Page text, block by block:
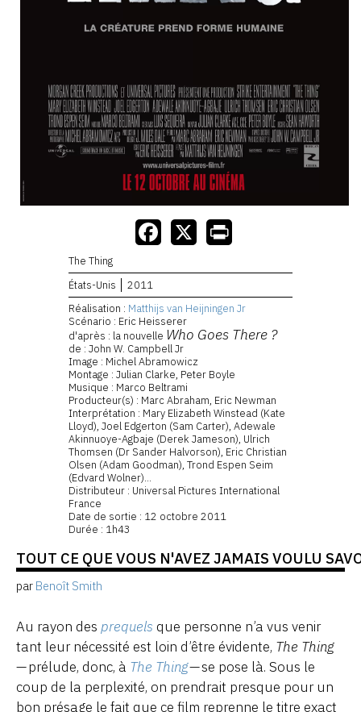
The Thing
États-Unis
2011
Réalisation : Matthijs van Heijningen Jr
Scénario : Eric Heisserer
d'après : la nouvelle Who Goes There ?
de : John W. Campbell Jr
Image : Michel Abramowicz
Montage : Julian Clarke, Peter Boyle
Musique : Marco Beltrami
Producteur(s) : Marc Abraham, Eric Newman
Interprétation : Mary Elizabeth Winstead (Kate
Lloyd), Joel Edgerton (Sam Carter), Adewale
Akinnuoye-Agbaje (Derek Jameson), Ulrich
Thomsen (Dr Sander Halvorson), Eric Christian
Olsen (Adam Goodman), Trond Espen Seim
(Edvard Wolner)...
Distributeur : Universal Pictures International
France
Date de sortie : 12 octobre 2011
Durée : 1h43
TOUT CE QUE VOUS N'AVEZ JAMAIS VOULU
par Benoît Smith
Au rayon des prequels que personne n’a vus venir
tant leur nécessité est loin d’être évidente, The Thing
— prélude, donc, à The Thing— se pose là. Sous le
coup de la perplexité, on prendrait presque pour un
bon présage le fait que ce film reprenne le titre exact